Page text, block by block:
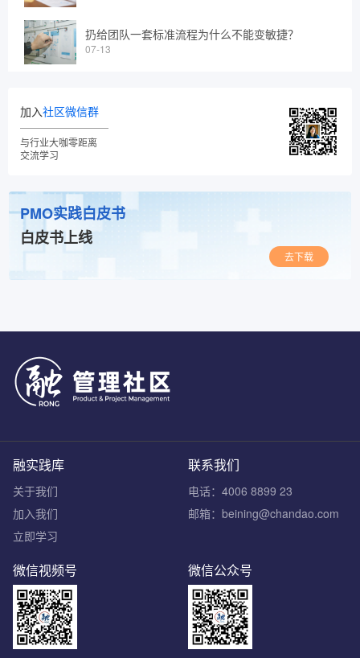
扔给团队一套标准流程为什么不能变敏捷？
07-13
加入社区微信群
与行业大咖零距离
交流学习
PMO实践白皮书
白皮书上线
去下载
联系我们
电话：4006 8899 23
邮箱：beining@chandao.com
融实践库
关于我们
加入我们
立即学习
微信公众号
微信视频号